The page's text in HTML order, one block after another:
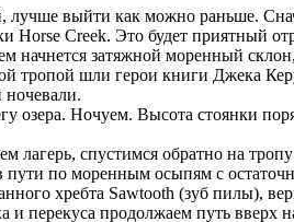
лучше выйти как можно раньше.
Horse Creek. Это будет приятный
начнется затяжной моренный
тропой шли герои книги Джека
озера. Ночуем. Высота стоянки
лагерь, спустимся обратно на
пути по моренным осыпям с
хребта Sawtooth (зуб пилы),
и перекуса продолжаем путь вверх